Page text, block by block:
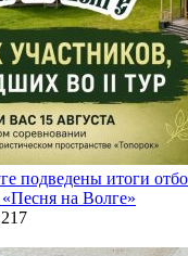
подведены итоги
на Волге»
217